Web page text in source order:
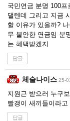
국민연금 분명 100
댈텐데 그리고 지금
할 이유가 있을까?
무 불안한 연금임 분
는 혜택받겠지
답글
체술나이스 25-
지원근 받으러 누구
빨갱이 새끼들이라고
답글